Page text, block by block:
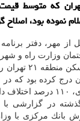
از مهر، دفتر
وزارت راه و
و ۳۷۰ تومان درج كرده
در گزارشی با
بانك مركزی با